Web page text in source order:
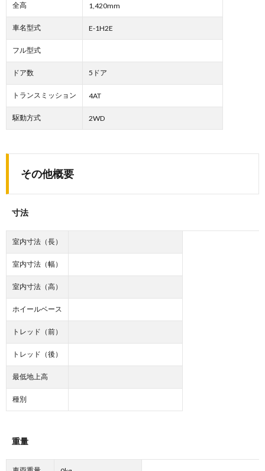
全高 1,420mm
車名型式 E-1H2E
フル型式
ドア数 5ドア
トランスミッション 4AT
駆動方式 2WD
その他概要
寸法
室内寸法（長）
室内寸法（幅）
室内寸法（高）
ホイールベース
トレッド（前）
トレッド（後）
最低地上高
種別
重量